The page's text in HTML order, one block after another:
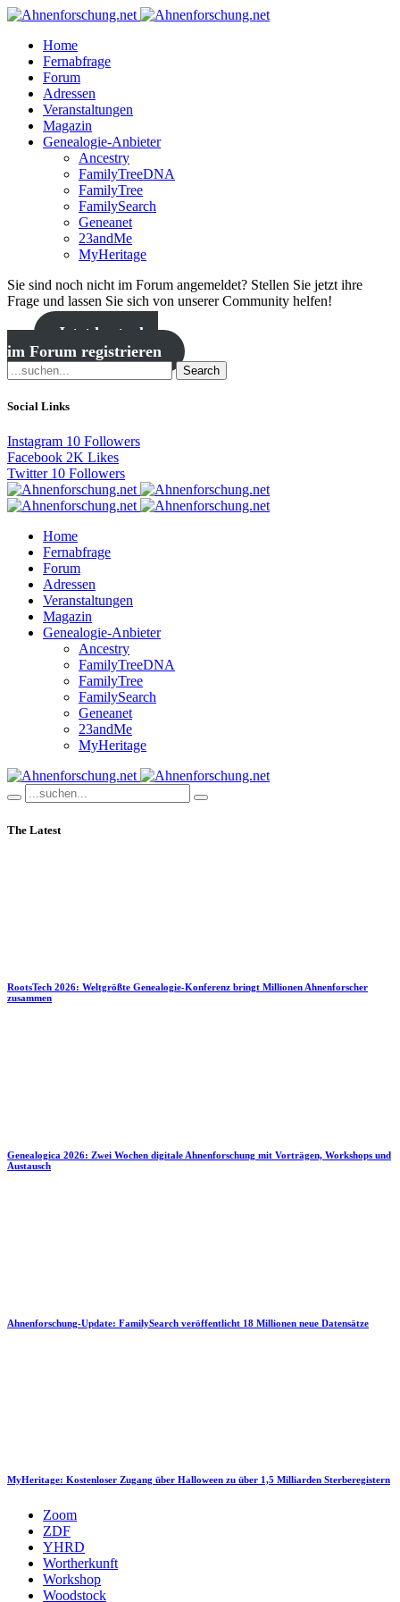
Home
Fernabfrage
Forum
Adressen
Veranstaltungen
Magazin
Genealogie-Anbieter
Ancestry
FamilyTreeDNA
FamilyTree
FamilySearch
Geneanet
23andMe
MyHeritage
Sie sind noch nicht im Forum angemeldet? Stellen Sie jetzt ihre
Frage und lassen Sie sich von unserer Community helfen!
Jetzt kostenlos
im Forum registrieren
Search
Social Links
Instagram 10 Followers
Facebook 2K Likes
Twitter 10 Followers
Home
Fernabfrage
Forum
Adressen
Veranstaltungen
Magazin
Genealogie-Anbieter
Ancestry
FamilyTreeDNA
FamilyTree
FamilySearch
Geneanet
23andMe
MyHeritage
The Latest
RootsTech 2026: Weltgrößte Genealogie-Konferenz bringt Millionen Ahnenforscher
zusammen
Genealogica 2026: Zwei Wochen digitale Ahnenforschung mit Vorträgen, Workshops und
Austausch
Ahnenforschung-Update: FamilySearch veröffentlicht 18 Millionen neue Datensätze
MyHeritage: Kostenloser Zugang über Halloween zu über 1,5 Milliarden Sterberegistern
Zoom
ZDF
YHRD
Wortherkunft
Workshop
Woodstock